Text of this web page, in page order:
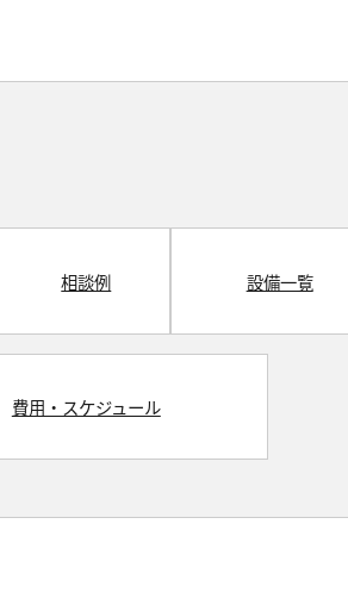
相談例 設備一覧
費用・スケジュール